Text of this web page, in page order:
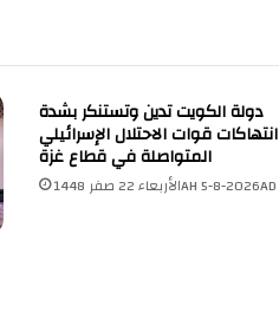
دولة الكويت تدين وتستنكر بشدة
انتهاكات قوات الاحتلال الإسرائيلي
المتواصلة في قطاع غزة
الأربعاء 22 صفر 1448AH 5-8-2026AD